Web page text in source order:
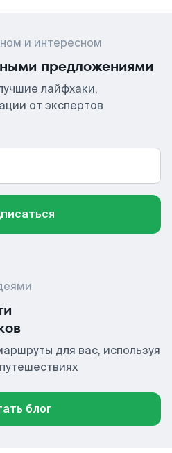
и интересном
предложениями
лайфхаки,
от экспертов
для вас, используя
блог